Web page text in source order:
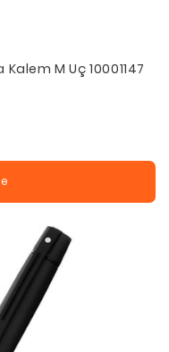
M Uç 10001147